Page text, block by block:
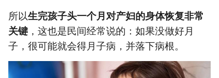
所以生完孩子头一个月对产妇的身体恢复非常
关键，这也是民间经常说的：如果没做好月
子，很可能就会得月子病，并落下病根。